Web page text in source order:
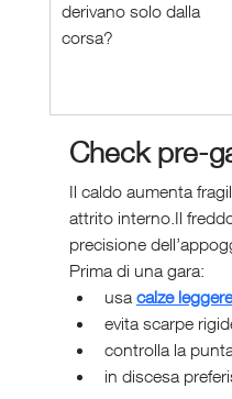
derivano solo dalla
corsa?
Check pre-
Il caldo aumenta
attrito interno.Il
precisione
Prima di una gara:
usa calze
evita scarpe
controlla la
in discesa